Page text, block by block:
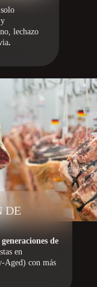
lechazo
.
DE
de
en
Aged) con más